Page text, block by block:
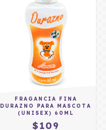
FRAGANCIA FINA
DURAZNO PARA MASCOTA
(UNISEX) 60ML
$109